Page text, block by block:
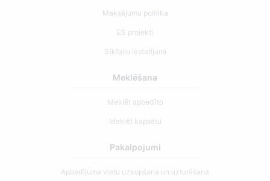
Maksājumu politika
ES projekti
Sīkfailu iestatījumi
Meklēšana
Meklēt apbedīto
Meklēt kapsētu
Pakalpojumi
Apbedījuma vietu uzkopšana un uzturēšana